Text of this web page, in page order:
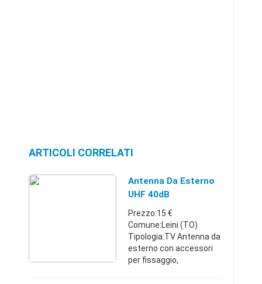
ARTICOLI CORRELATI
Antenna Da Esterno
UHF 40dB
Prezzo:15 €
Comune:Leini (TO)
Tipologia:TV Antenna da
esterno con accessori
per fissaggio,